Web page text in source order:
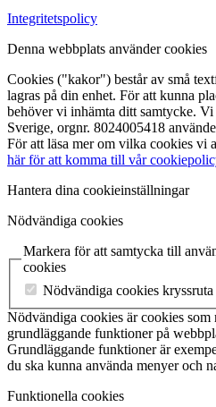
Integritetspolicy
Denna webbplats använder cookies
Cookies ("kakor") består av små
lagras på din enhet. För att kunna
behöver vi inhämta ditt samtycke.
Sverige, orgnr. 8024005418
För att läsa mer om vilka cookies vi
här för att komma till vår
Hantera dina cookieinställningar
Nödvändiga cookies
Markera för att samtycka till
cookies
Nödvändiga cookies kryssruta
Nödvändiga cookies är cookies som
grundläggande funktioner på
Grundläggande funktioner är
du ska kunna använda menyer och
Funktionella cookies